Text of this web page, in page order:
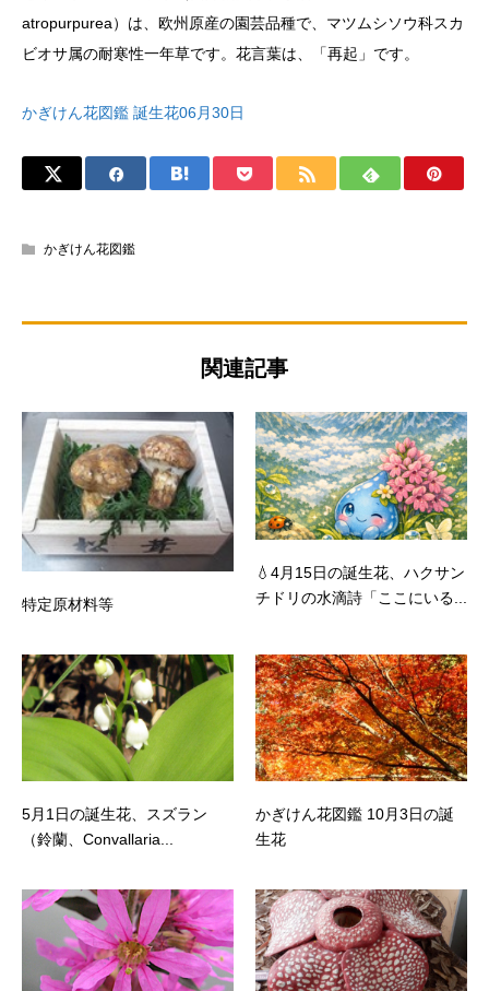
atropurpurea）は、欧州原産の園芸品種で、マツムシソウ科スカ
ビオサ属の耐寒性一年草です。花言葉は、「再起」です。
かぎけん花図鑑 誕生花06月30日
かぎけん花図鑑
関連記事
特定原材料等
💧4月15日の誕生花、ハクサン
チドリの水滴詩「ここにいる...
5月1日の誕生花、スズラン
（鈴蘭、Convallaria...
かぎけん花図鑑 10月3日の誕
生花